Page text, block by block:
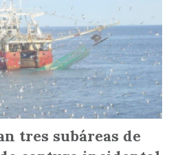
tres subáreas de